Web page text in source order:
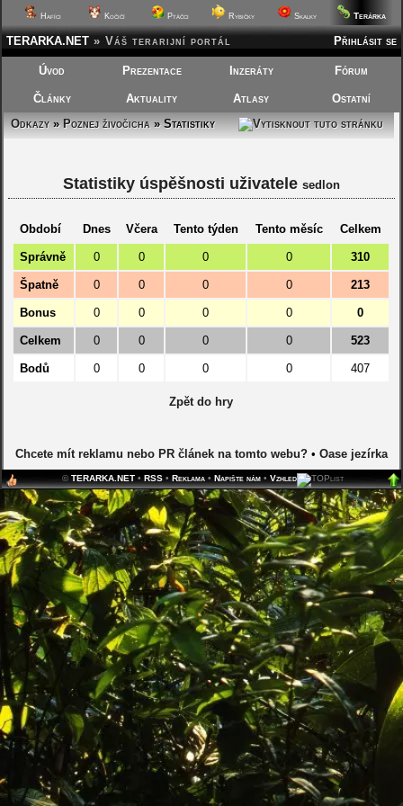
Hafíci Kočičí Ptáčci Rybičky Skalky Terárka
Přihlásit se
TERARKA.NET » Váš terarijní portál
Úvod Prezentace Inzeráty Fórum
Články Aktuality Atlasy
Ostatní
Odkazy»Poznej živočicha» Statistiky
Statistiky úspěšnosti uživatele sedlon
Období Dnes Včera Tento týden Tento měsíc Celkem
Správně 0 0 0 0 310
Špatně 0 0 0 0 213
Bonus 0 0 0 0 0
Celkem 0 0 0 0 523
Bodů 0 0 0 0 407
Zpět do hry
Chcete mít reklamu nebo PR článek na tomto webu?• Oase jezírka
©TERARKA.NET• RSS• Reklama• Napište nám• Vzhled